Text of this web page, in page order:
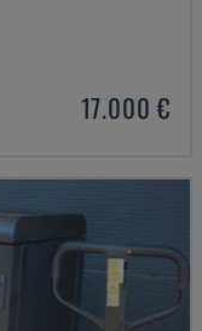
17.000 €